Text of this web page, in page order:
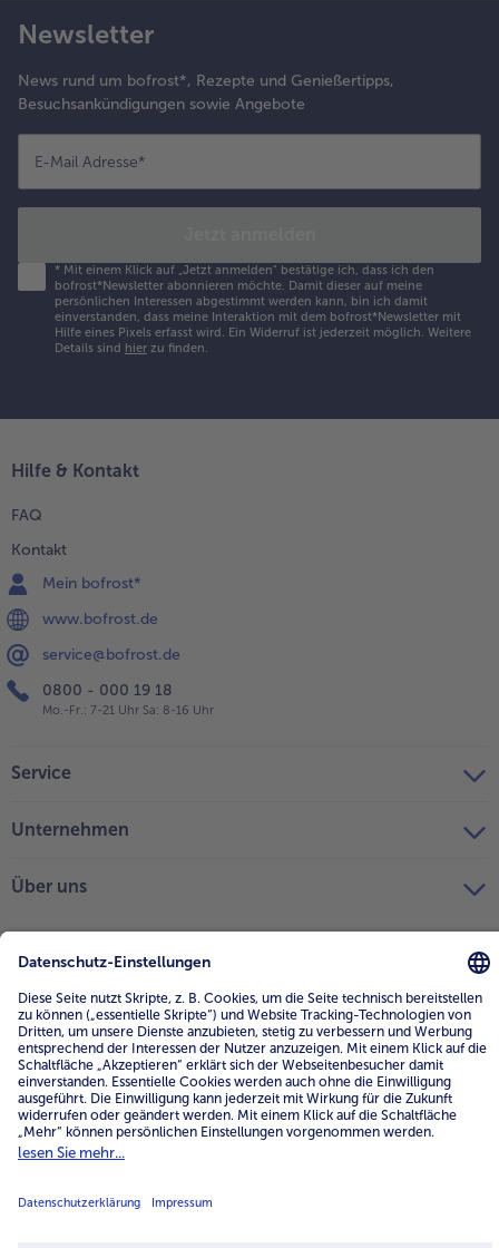
Newsletter
News rund um bofrost*, Rezepte und Genießertipps,
Besuchsankündigungen sowie Angebote
E-Mail Adresse*
* Mit einem Klick auf „Jetzt anmelden" bestätige ich, dass ich den
bofrost*Newsletter abonnieren möchte. Damit dieser auf meine
persönlichen Interessen abgestimmt werden kann, bin ich damit
einverstanden, dass meine Interaktion mit dem bofrost*Newsletter mit
Hilfe eines Pixels erfasst wird. Ein Widerruf ist jederzeit möglich. Weitere
Details sind hier zu finden.
Hilfe & Kontakt
FAQ
Kontakt
Mein bofrost*
www.bofrost.de
service@bofrost.de
0800 - 000 19 18
Mo.-Fr.: 7-21 Uhr Sa: 8-16 Uhr
Service
Unternehmen
Über uns